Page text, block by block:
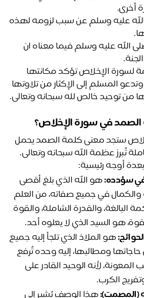
ولما سأله النبي صلى الله عليه وسلم عن سبب لزومه لهذه
فرد عليه رسول الله صلى الله عليه وسلم فيما معناه ان
هذه الفضائل العظيمة لسورة الإخلاص تؤكد مكانتها
السامية في الإسلام، وتدعو المسلم إلى الإكثار من تلاوتها
توحيد خالص لله سبحانه وتعالى.
في سورة الإخلاص؟
عند تفسير سورة الإخلاص ستجد معنى كلمة الصمد يحمل
عظمة الله سبحانه وتعالى.
أوجه رئيسية:
هو الله الذي بلغ أقصى
درجات السيادة والكمال في جميع صفاته، من العلم
المطلق، والحكمة البالغة، والقدرة الشاملة، والقوة
هو السيد الذي لا يعلوه أحد.
هو الملاذ الذي تلجأ إليه جميع
الخلائق في كل حاجاتها ومطالبها، إليه وحده تُرفع
الدعوات وتُطلب المعونة، لأنه الوحيد القادر على
الكرب.
هذا الوصف يُشير إلى